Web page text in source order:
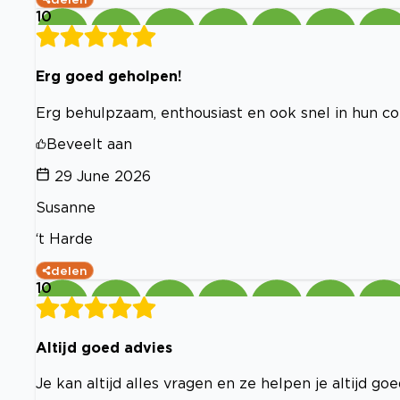
10
Erg goed geholpen!
Erg behulpzaam, enthousiast en ook snel in hun
Beveelt aan
29 June 2026
Susanne
‘t Harde
delen
10
Altijd goed advies
Je kan altijd alles vragen en ze helpen je altijd